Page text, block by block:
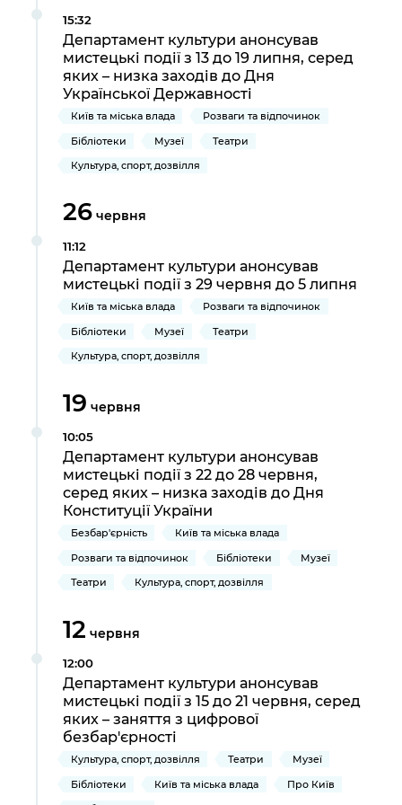
Підприємства, установи, організації
Kyiv International Relations
Річні звіти
Гендерна політика
Портал Захисників та Захисниць
Безбар'єрність
Портал послуг
Міський застосунок Київ Цифровий
Уряд» – місцевий рівень»
Важливе під час воєнного стану
Про відкриті дані
Портал даних Києва
Публічні дашборди
15:32
Департамент культури анонсував
мистецькі події з 13 до 19 липня, серед
яких – низка заходів до Дня
Української Державності
Київ та міська влада
Розваги та відпочинок
Бібліотеки
Музеї
Театри
Культура, спорт, дозвілля
26 червня
11:12
Департамент культури анонсував
мистецькі події з 29 червня до 5 липня
Київ та міська влада
Розваги та відпочинок
Бібліотеки
Музеї
Театри
Культура, спорт, дозвілля
19 червня
10:05
Департамент культури анонсував
мистецькі події з 22 до 28 червня,
серед яких – низка заходів до Дня
Конституції України
Безбар'єрність
Київ та міська влада
Розваги та відпочинок
Бібліотеки
Музеї
Театри
Культура, спорт, дозвілля
12 червня
12:00
Департамент культури анонсував
мистецькі події з 15 до 21 червня, серед
яких – заняття з цифрової
безбар'єрності
Культура, спорт, дозвілля Театри
Музеї
Бібліотеки
Київ та міська влада
Про Київ